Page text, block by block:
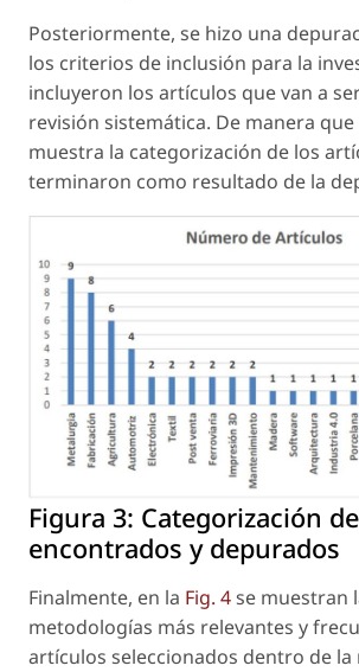
Posteriormente, se hizo una
los criterios de inclusión para la
incluyeron los artículos que van a
revisión sistemática. De manera que
muestra la categorización de los
terminaron como resultado de la
Figura 3: Categorización
encontrados y depurados
Finalmente, en la Fig. 4se muestran
metodologías más relevantes y
artículos seleccionados dentro de la